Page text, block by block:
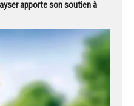
apporte son soutien à